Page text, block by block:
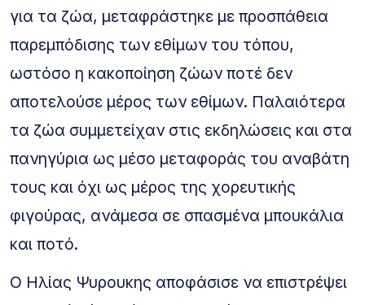
για τα ζώα, μεταφράστηκε με προσπάθεια
παρεμπόδισης των εθίμων του τόπου,
ωστόσο η κακοποίηση ζώων ποτέ δεν
αποτελούσε μέρος των εθίμων. Παλαιότερα
τα ζώα συμμετείχαν στις εκδηλώσεις και στα
πανηγύρια ως μέσο μεταφοράς του αναβάτη
τους και όχι ως μέρος της χορευτικής
φιγούρας, ανάμεσα σε σπασμένα μπουκάλια
και ποτό.
Ο Ηλίας Ψυρουκης αποφάσισε να επιστρέψει